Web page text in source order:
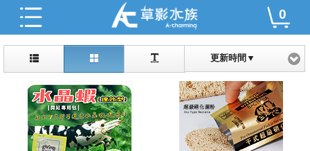
0
更新時間▼